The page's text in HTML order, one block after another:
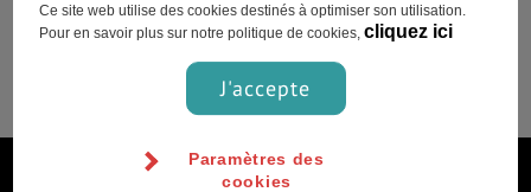
Ce contenu n’est pas encore disponible.
S'inscrire à la newsletter
Ce site web utilise des cookies destinés à optimiser son utilisation.
Pour en savoir plus sur notre politique de cookies,cliquez ici
J'accepte
Paramètres des
cookies